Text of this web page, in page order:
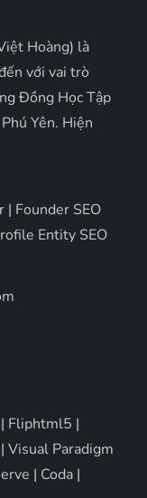
Hoàng) là
với vai trò
Đồng Học Tập
Yên. Hiện
Founder SEO
Entity SEO
| Fliphtml5 |
|Visual Paradigm
| Coda |